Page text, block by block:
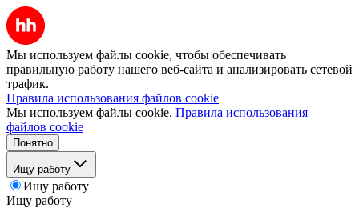
Мы используем файлы cookie, чтобы обеспечивать
правильную работу нашего веб-сайта и анализировать сетевой
трафик.
Правила использования файлов cookie
Мы используем файлы cookie. Правила использования
файлов cookie
Понятно
Ищу работу
Ищу работу
Ищу работу